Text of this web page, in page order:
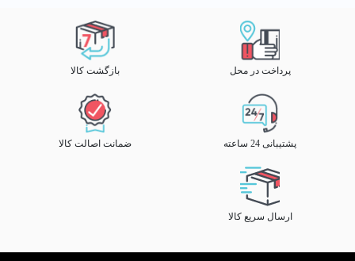
پرداخت در محل بازگشت کالا
پشتیبانی 24 ساعته ضمانت اصالت کالا
ارسال سریع کالا